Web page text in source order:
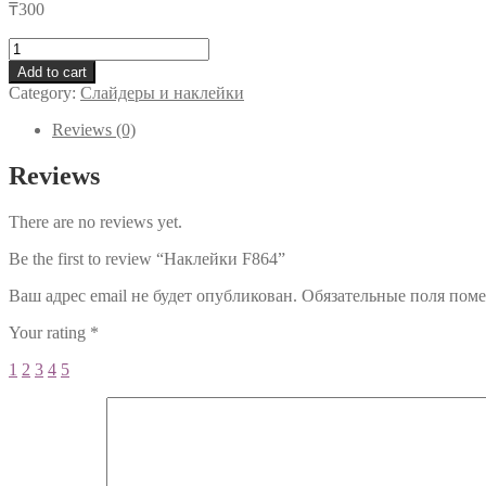
₸300
Наклейки
F864
quantity
Add to cart
Category: Слайдеры и наклейки
Reviews (0)
Reviews
There are no reviews yet.
Be the first to review “Наклейки F864”
Ваш адрес email не будет опубликован. Обязательные поля
Your rating *
1 2 3 4 5